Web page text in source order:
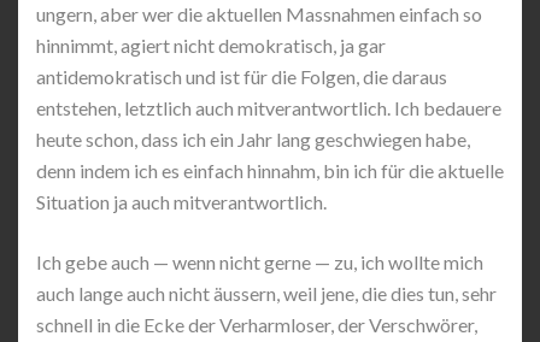
ungern, aber wer die aktuellen Massnahmen einfach so
hinnimmt, agiert nicht demokratisch, ja gar
antidemokratisch und ist für die Folgen, die daraus
entstehen, letztlich auch mitverantwortlich. Ich bedauere
heute schon, dass ich ein Jahr lang geschwiegen habe,
denn indem ich es einfach hinnahm, bin ich für die aktuelle
Situation ja auch mitverantwortlich.
Ich gebe auch — wenn nicht gerne — zu, ich wollte mich
auch lange auch nicht äussern, weil jene, die dies tun, sehr
schnell in die Ecke der Verharmloser, der Verschwörer,